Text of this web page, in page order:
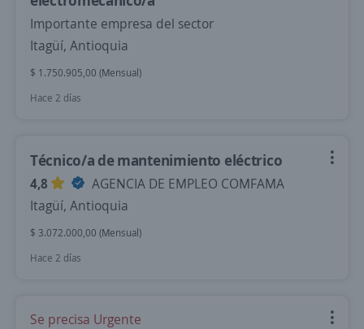
Importante empresa del sector
Itagüí, Antioquia
$ 1.750.905,00 (Mensual)
Hace 2 días
Técnico/a de mantenimiento eléctrico
4,8
AGENCIA DE EMPLEO COMFAMA
Itagüí, Antioquia
$ 3.072.000,00 (Mensual)
Hace 2 días
Se precisa Urgente